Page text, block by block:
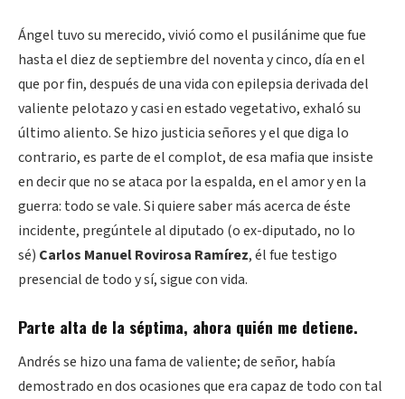
Ángel tuvo su merecido, vivió como el pusilánime que fue
hasta el diez de septiembre del noventa y cinco, día en el
que por fin, después de una vida con epilepsia derivada del
valiente pelotazo y casi en estado vegetativo, exhaló su
último aliento. Se hizo justicia señores y el que diga lo
contrario, es parte de el complot, de esa mafia que insiste
en decir que no se ataca por la espalda, en el amor y en la
guerra: todo se vale. Si quiere saber más acerca de éste
incidente, pregúntele al diputado (o ex-diputado, no lo
sé) Carlos Manuel Rovirosa Ramírez, él fue testigo
presencial de todo y sí, sigue con vida.
Parte alta de la séptima, ahora quién me detiene.
Andrés se hizo una fama de valiente; de señor, había
demostrado en dos ocasiones que era capaz de todo con tal